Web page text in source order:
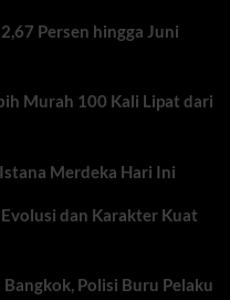
Persen hingga Juni
Murah 100 Kali Lipat dari
Merdeka Hari Ini
dan Karakter Kuat
Polisi Buru Pelaku